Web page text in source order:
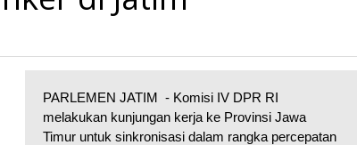
PARLEMEN JATIM - Komisi IV DPR RI
melakukan kunjungan kerja ke Provinsi Jawa
Timur untuk sinkronisasi dalam rangka percepatan